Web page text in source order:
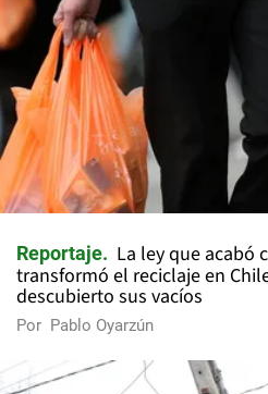
Reportaje
La ley que acabó
transformó el reciclaje en
descubierto sus vacíos
Por Pablo Oyarzún